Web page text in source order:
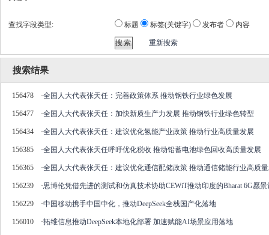
查找字段类型: 标题 标签(关键字) 发布者 内容
重新搜索
搜索结果
156478 ·全国人大代表张天任：完善政策体系 推动钢铁行业绿色发展
156477 ·全国人大代表张天任：加快新质生产力发展 推动钢铁行业绿色转型
156434 ·全国人大代表张天任：建议优化氢能产业政策 推动行业高质量发展
156385 ·全国人大代表张天任呼吁优化税收 推动铅蓄电池绿色回收高质量发展
156365 ·全国人大代表张天任：建议优化通信配储政策 推动通信储能行业高质
156239 ·思博伦凭借先进的测试和仿真技术协助CEWiT推动印度的Bharat 6G愿景
156229 ·中国移动携手中国中化，推动DeepSeek全栈国产化落地
156010 ·拓维信息推动DeepSeek本地化部署 加速赋能AI场景应用落地